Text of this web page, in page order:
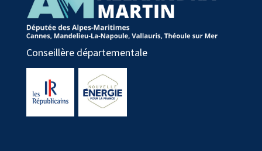
Conseillère départementale